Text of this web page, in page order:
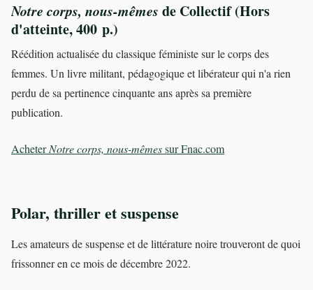
Notre corps, nous-mêmes de Collectif (Hors
d'atteinte, 400 p.)
Réédition actualisée du classique féministe sur le corps des
femmes. Un livre militant, pédagogique et libérateur qui n'a rien
perdu de sa pertinence cinquante ans après sa première
publication.
AcheterNotre corps, nous-mêmessur Fnac.com
Polar, thriller et suspense
Les amateurs de suspense et de littérature noire trouveront de quoi
frissonner en ce mois de décembre 2022.